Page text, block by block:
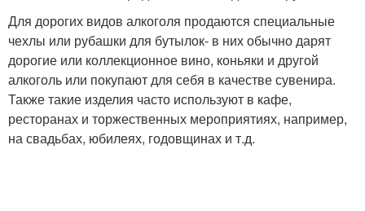
Для дорогих видов алкоголя продаются специальные
чехлы или рубашки для бутылок- в них обычно дарят
дорогие или коллекционное вино, коньяки и другой
алкоголь или покупают для себя в качестве сувенира.
Также такие изделия часто используют в кафе,
ресторанах и торжественных мероприятиях, например,
на свадьбах, юбилеях, годовщинах и т.д.